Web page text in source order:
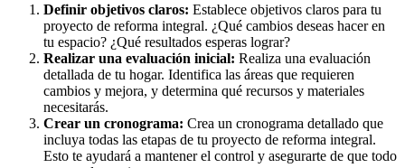
Definir objetivos claros: Establece objetivos claros para tu
proyecto de reforma integral. ¿Qué cambios deseas hacer en
tu espacio? ¿Qué resultados esperas lograr?
Realizar una evaluación inicial: Realiza una evaluación
detallada de tu hogar. Identifica las áreas que requieren
cambios y mejora, y determina qué recursos y materiales
necesitarás.
Crear un cronograma: Crea un cronograma detallado que
incluya todas las etapas de tu proyecto de reforma integral.
Esto te ayudará a mantener el control y asegurarte de que todo